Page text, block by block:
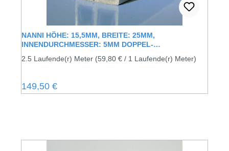
NANNI HÖHE: 15,5MM, BREITE: 25MM,
INNENDURCHMESSER: 5MM DOPPEL-
INNENLIEGENDER GUMMISAMTLEISTE FÜR 5MM
2.5 Laufende(r) Meter (59,80 € / 1 Laufende(r) Meter)
Regulärer Preis:
149,50 €